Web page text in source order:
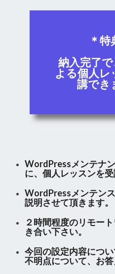
＊特
納入完了
よる個人レ
講でき
WordPressメンテナ
に、個人レッスンを受
WordPressメンテン
説明させて頂きます。
２時間程度のリモー
き合い下さい。
今回の設定内容につ
不明点について、お答